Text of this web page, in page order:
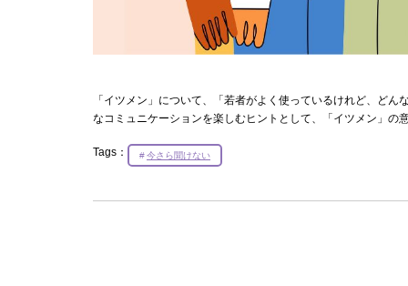
「イツメン」について、「若者がよく使っているけれど、ど
なコミュニケーションを楽しむヒントとして、「イツメン」の
Tags： 今さら聞けない